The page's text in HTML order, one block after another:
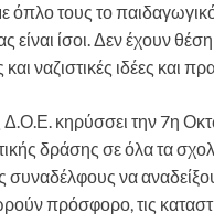
όπλο τους το
είναι ίσοι. Δεν έχουν
ναζιστικές ιδέες και
Δ.Ο.Ε. κηρύσσει την 7η
δράσης σε όλα τα
συναδέλφους να
πρόσφορο, τις